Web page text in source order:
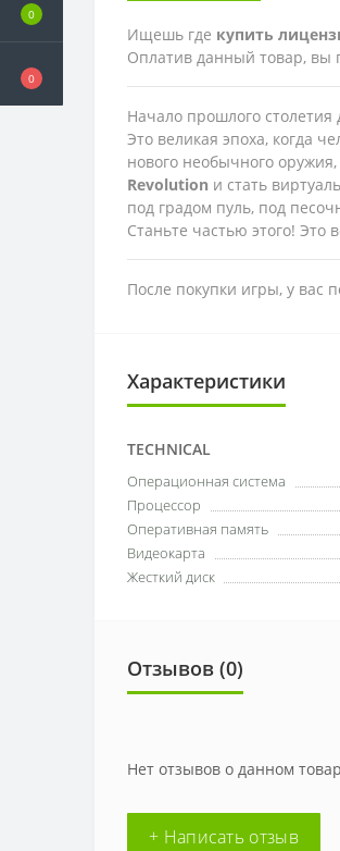
0
0
Ищешь где купить
Оплатив данный товар, вы
Начало прошлого столетия
Это великая эпоха, когда
нового необычного
Revolution и стать
под градом пуль, под
Станьте частью этого! Это
После покупки игры, у вас
Характеристики
TECHNICAL
Операционная система
Процессор
Оперативная память
Видеокарта
Жесткий диск
Отзывов (0)
Нет отзывов о данном
+ Написать отзыв